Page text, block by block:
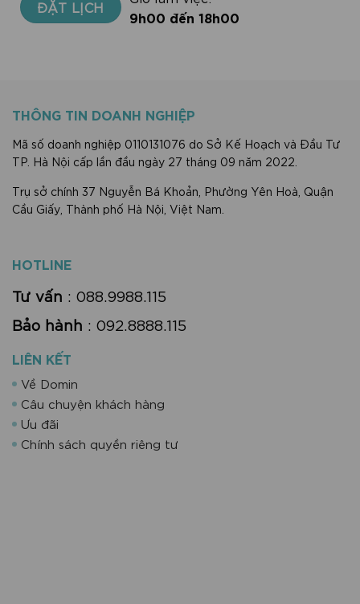
9h00 đến 18h00
THÔNG TIN DOANH NGHIỆP
Mã số doanh nghiệp 0110131076 do Sở Kế Hoạch và Đầu Tư
TP. Hà Nội cấp lần đầu ngày 27 tháng 09 năm 2022.
Trụ sở chính 37 Nguyễn Bá Khoản, Phường Yên Hoà, Quận
Cầu Giấy, Thành phố Hà Nội, Việt Nam.
HOTLINE
Tư vấn : 088.9988.115
Bảo hành : 092.8888.115
LIÊN KẾT
Về Domin
Câu chuyện khách hàng
Ưu đãi
Chính sách quyền riêng tư